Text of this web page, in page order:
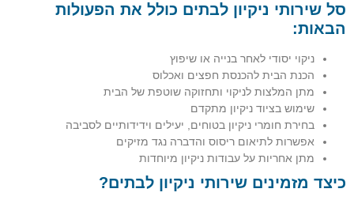
סל שירותי ניקיון לבתים כולל את הפעולות
הבאות:
ניקוי יסודי לאחר בנייה או שיפוץ
הכנת הבית להכנסת חפצים ואכלוס
מתן המלצות לניקוי ותחזוקה שוטפת של הבית
שימוש בציוד ניקיון מתקדם
בחירת חומרי ניקיון בטוחים, יעילים וידידותיים לסביבה
אפשרות לתיאום ריסוס והדברה נגד מזיקים
מתן אחריות על עבודות ניקיון מיוחדות
כיצד מזמינים שירותי ניקיון לבתים?